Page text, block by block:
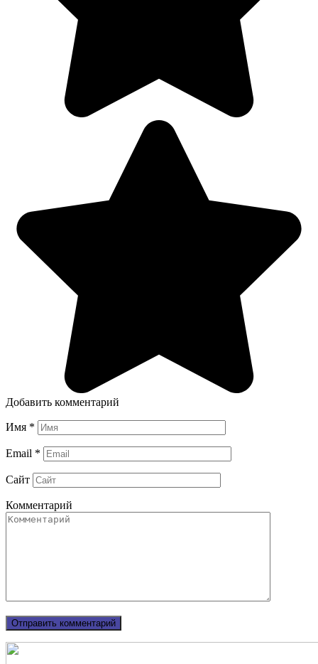
Добавить комментарий
Имя *
Email *
Сайт
Комментарий